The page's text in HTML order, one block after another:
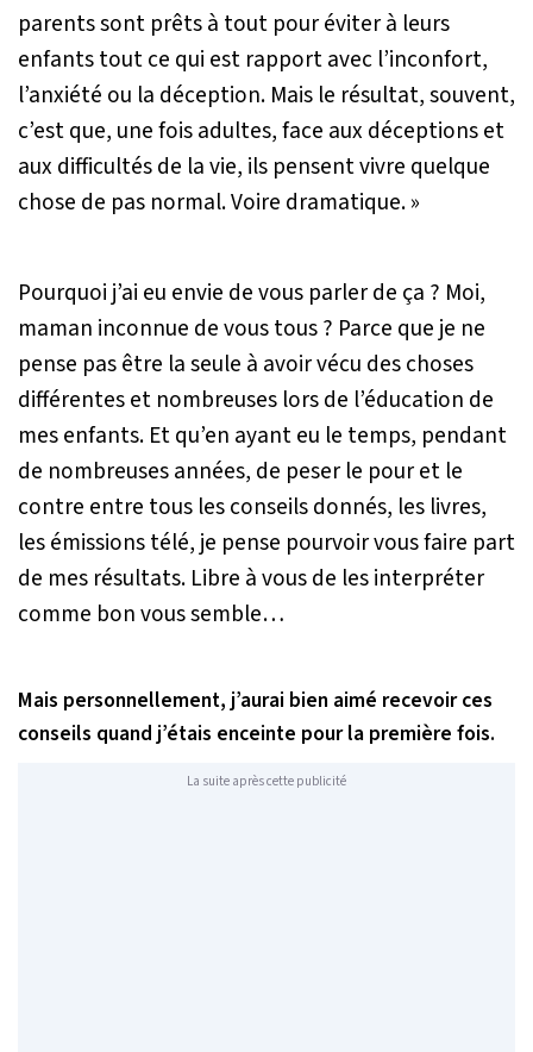
parents sont prêts à tout pour éviter à leurs
enfants tout ce qui est rapport avec l’inconfort,
l’anxiété ou la déception. Mais le résultat, souvent,
c’est que, une fois adultes, face aux déceptions et
aux difficultés de la vie, ils pensent vivre quelque
chose de pas normal. Voire dramatique. »
Pourquoi j’ai eu envie de vous parler de ça ? Moi,
maman inconnue de vous tous ? Parce que je ne
pense pas être la seule à avoir vécu des choses
différentes et nombreuses lors de l’éducation de
mes enfants. Et qu’en ayant eu le temps, pendant
de nombreuses années, de peser le pour et le
contre entre tous les conseils donnés, les livres,
les émissions télé, je pense pourvoir vous faire part
de mes résultats. Libre à vous de les interpréter
comme bon vous semble…
Mais personnellement, j’aurai bien aimé recevoir ces
conseils quand j’étais enceinte pour la première fois.
La suite après cette publicité